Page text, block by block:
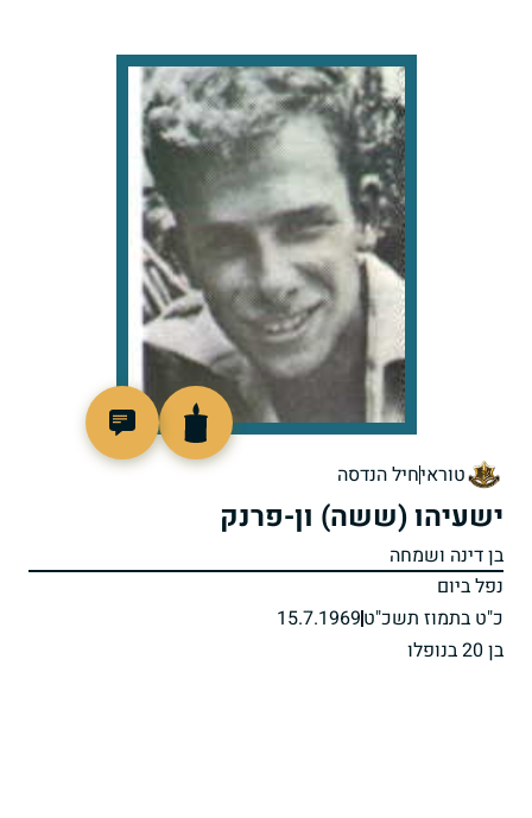
טוראיחיל הנדסה
ישעיהו (ששה) ון-פרנק
בן דינה ושמחה
נפל ביום
כ"ט בתמוז תשכ"ט15.7.1969
בן 20 בנופלו